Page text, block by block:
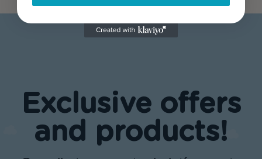
Exclusive offers
and products!